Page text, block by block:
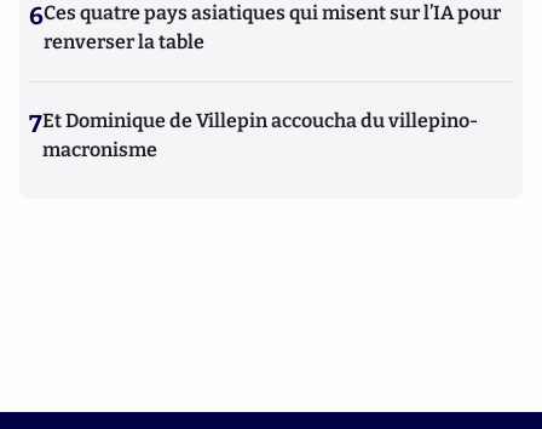
6Ces quatre pays asiatiques qui misent sur l’IA pour
renverser la table
7Et Dominique de Villepin accoucha du villepino-
macronisme